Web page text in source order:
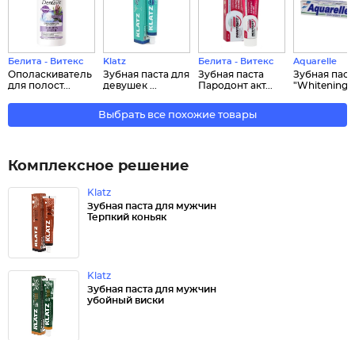
Белита - Витекс
Ополаскиватель
для полост...
Klatz
Зубная паста для
девушек ...
Белита - Витекс
Зубная паста
Пародонт акт...
Aquarelle
Зубная
"Whitening"
Выбрать все похожие товары
Комплексное решение
Klatz
Зубная паста для мужчин
Терпкий коньяк
Klatz
Зубная паста для мужчин
убойный виски